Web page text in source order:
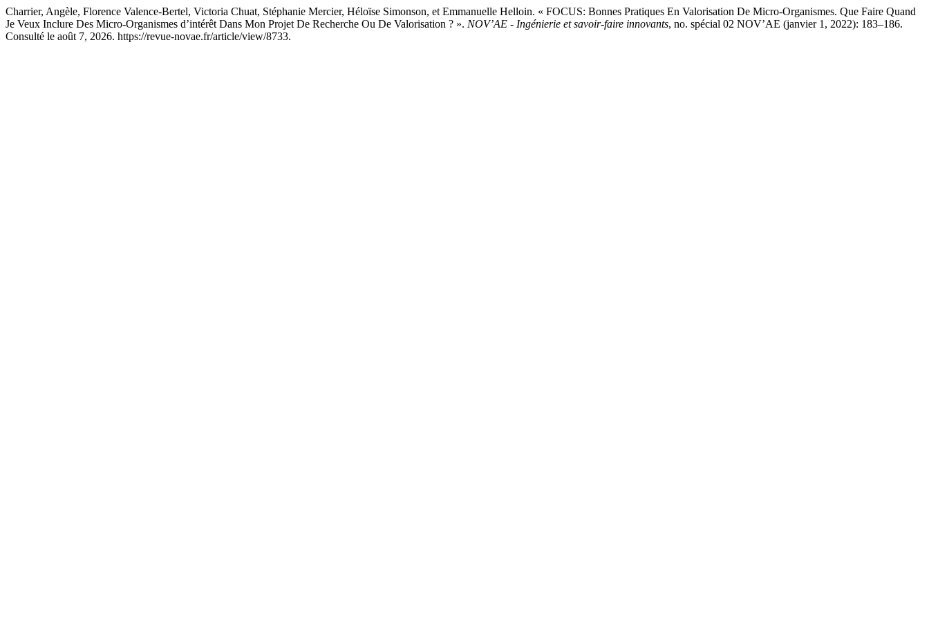
Charrier, Angèle, Florence Valence-Bertel, Victoria Chuat, Stéphanie Mercier, Héloïse Simonson, et Emmanuelle Helloin. « FOCUS: Bonnes Pratiques En Valorisation De Micro-Organismes. Que Faire Quand
Je Veux Inclure Des Micro-Organismes d’intérêt Dans Mon Projet De Recherche Ou De Valorisation ? ». NOV’AE - Ingénierie et savoir-faire innovants, no. spécial 02 NOV’AE (janvier 1, 2022): 183–186.
Consulté le août 7, 2026. https://revue-novae.fr/article/view/8733.